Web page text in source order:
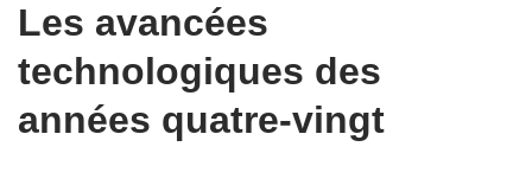
Les avancées
technologiques des
années quatre-vingt